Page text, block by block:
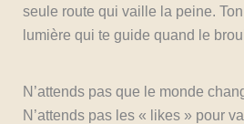
seule route qui vaille la peine. Ton
lumière qui te guide quand le
N’attends pas que le monde
N’attends pas les « likes » pour